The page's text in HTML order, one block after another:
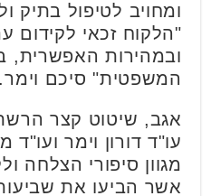
ומחויב לטיפול בתיק
"הלקוח זכאי לקידום
ובמהירות האפשרית,
המשפטית" סיכם וימר.
אגב, שיטוט קצר
עו"ד דורון וימר
מגוון סיפורי הצלחה
אשר הביעו את